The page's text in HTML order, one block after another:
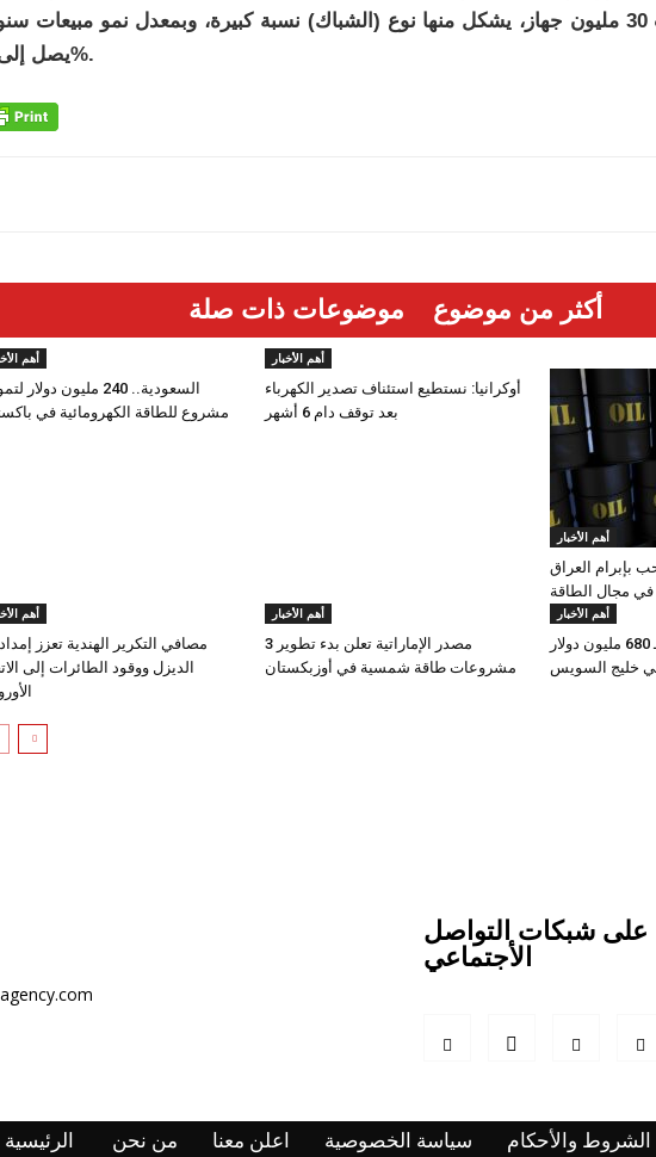
في المملكة يقارب 30 مليون جهاز، يشكل منها نوع (الشباك) نسبة كبيرة، وبمعدل نمو مبيعات
يصل إلى 4%.
موضوعات ذات صلة أكثر من موضوع
أهم
السعودية.. 240 مليون دولار
مشروع للطاقة الكهرومائية في
أهم الأخبار
أوكرانيا: نستطيع استئناف تصدير الكهرباء
بعد توقف دام 6 أشهر
أهم الأخبار
بإبرام العراق
مجال الطاقة
أهم
مصافي التكرير الهندية تعزز
الديزل ووقود الطائرات إلى
أهم الأخبار
مصدر الإماراتية تعلن بدء تطوير 3
مشروعات طاقة شمسية في أوزبكستان
أهم الأخبار
مصر.. توقيع‭ ‬اتفاقية بـ 680 مليون دولار
على شبكات التواصل
الأجتماعي
الرئيسية من نحن اعلن معنا سياسة الخصوصية الشروط والأحكام